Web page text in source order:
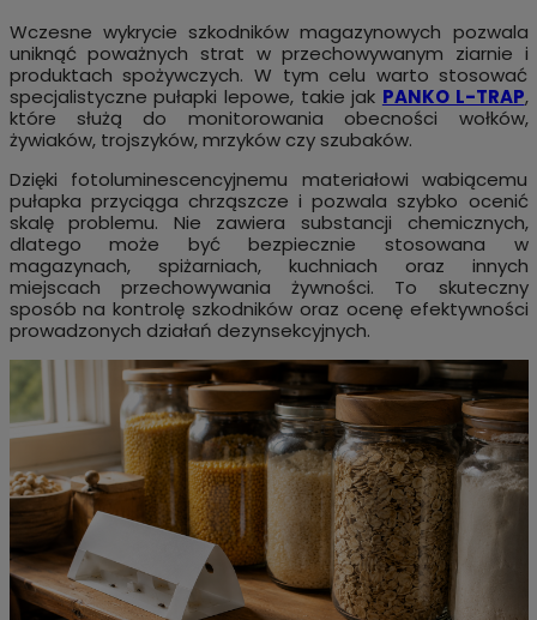
Wczesne wykrycie szkodników magazynowych pozwala
uniknąć poważnych strat w przechowywanym ziarnie i
produktach spożywczych. W tym celu warto stosować
specjalistyczne pułapki lepowe, takie jak PANKO L-TRAP,
które służą do monitorowania obecności wołków,
żywiaków, trojszyków, mrzyków czy szubaków.
Dzięki fotoluminescencyjnemu materiałowi wabiącemu
pułapka przyciąga chrząszcze i pozwala szybko ocenić
skalę problemu. Nie zawiera substancji chemicznych,
dlatego może być bezpiecznie stosowana w
magazynach, spiżarniach, kuchniach oraz innych
miejscach przechowywania żywności. To skuteczny
sposób na kontrolę szkodników oraz ocenę efektywności
prowadzonych działań dezynsekcyjnych.